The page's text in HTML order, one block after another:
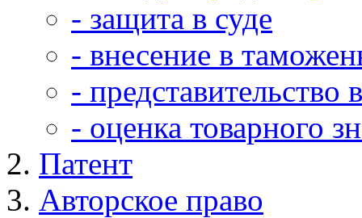
- защита в суде
- внесение в
- представительство
- оценка товарного
Патент
Авторское право